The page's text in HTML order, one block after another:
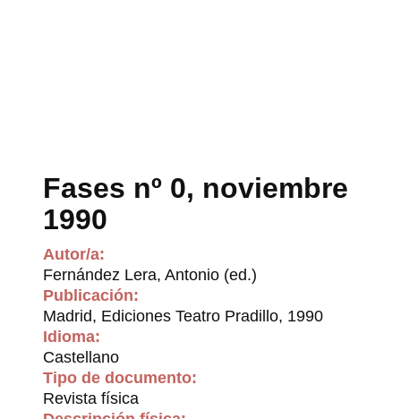
Fases nº 0, noviembre
1990
Autor/a:
Fernández Lera, Antonio (ed.)
Publicación:
Madrid, Ediciones Teatro Pradillo, 1990
Idioma:
Castellano
Tipo de documento:
Revista física